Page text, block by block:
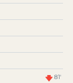
81'